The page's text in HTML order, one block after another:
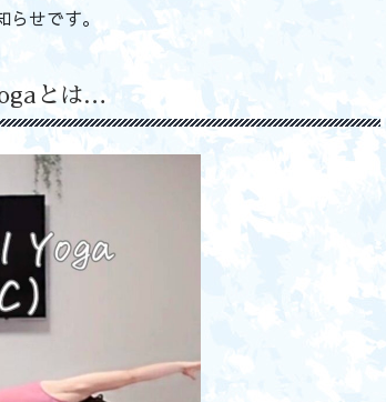
せです。
とは…